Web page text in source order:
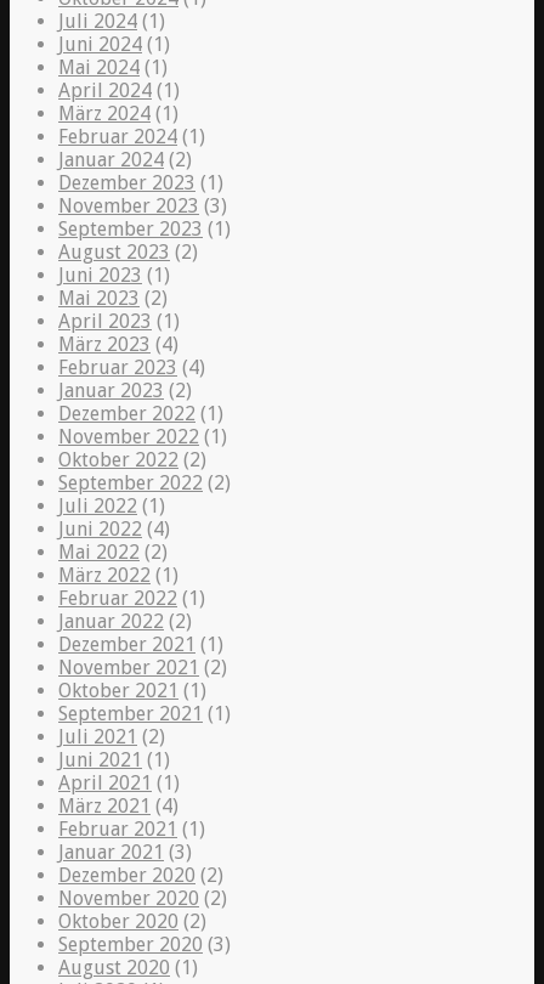
Juli 2024 (1)
Juni 2024 (1)
Mai 2024 (1)
April 2024 (1)
März 2024 (1)
Februar 2024 (1)
Januar 2024 (2)
Dezember 2023 (1)
November 2023 (3)
September 2023 (1)
August 2023 (2)
Juni 2023 (1)
Mai 2023 (2)
April 2023 (1)
März 2023 (4)
Februar 2023 (4)
Januar 2023 (2)
Dezember 2022 (1)
November 2022 (1)
Oktober 2022 (2)
September 2022 (2)
Juli 2022 (1)
Juni 2022 (4)
Mai 2022 (2)
März 2022 (1)
Februar 2022 (1)
Januar 2022 (2)
Dezember 2021 (1)
November 2021 (2)
Oktober 2021 (1)
September 2021 (1)
Juli 2021 (2)
Juni 2021 (1)
April 2021 (1)
März 2021 (4)
Februar 2021 (1)
Januar 2021 (3)
Dezember 2020 (2)
November 2020 (2)
Oktober 2020 (2)
September 2020 (3)
August 2020 (1)